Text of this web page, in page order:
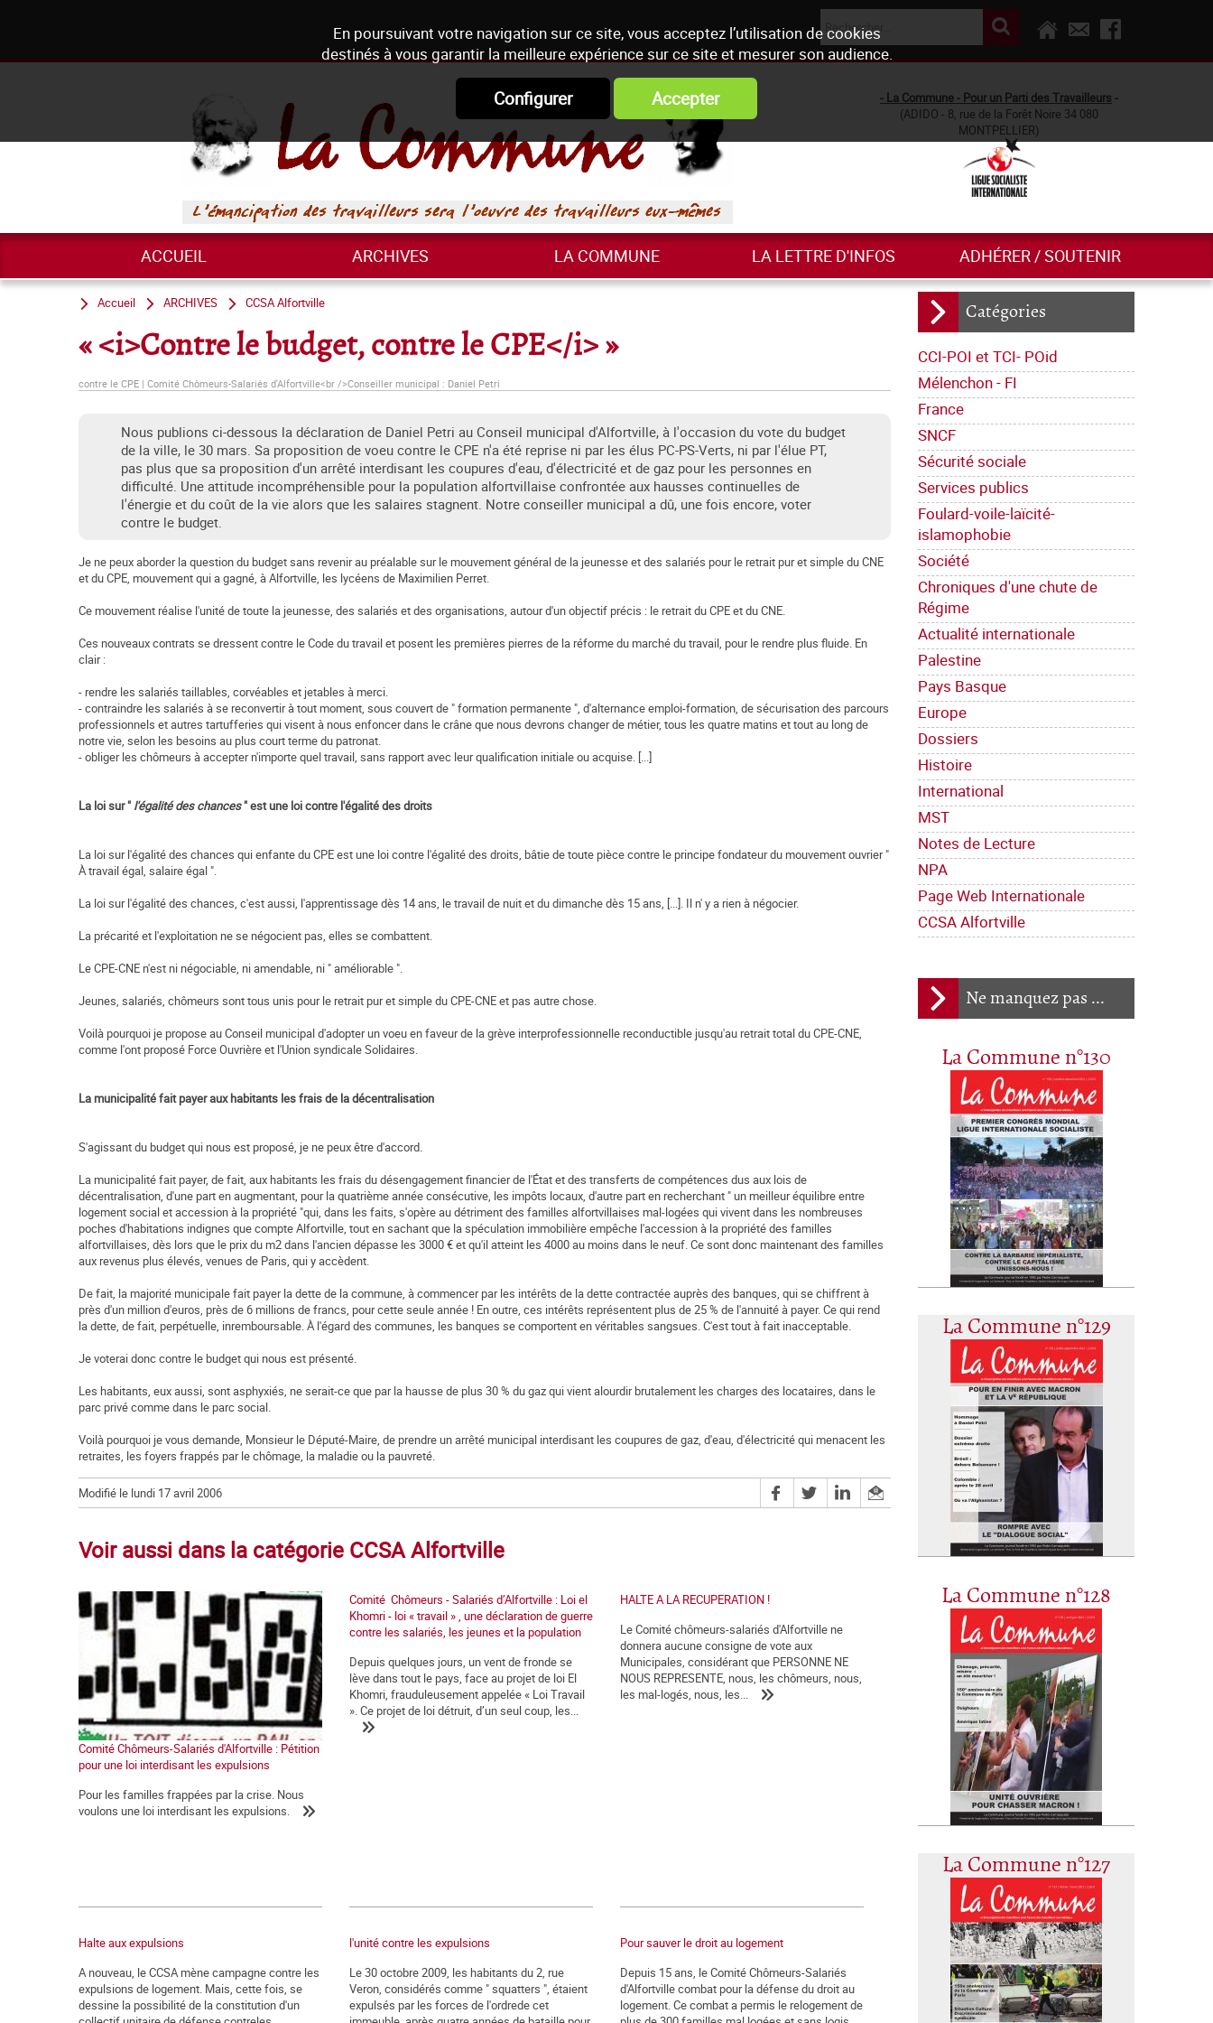
En poursuivant votre navigation sur ce site, vous acceptez l’utilisation de cookies
destinés à vous garantir la meilleure expérience sur ce site et mesurer son audience.
Configurer Accepter - La Commune - Pour un Parti des Travailleurs -
(ADIDO - 8, rue de la Forêt Noire 34 080
MONTPELLIER)
ACCUEIL ARCHIVES LA COMMUNE LA LETTRE D'INFOS ADHÉRER / SOUTENIR
Catégories
CCI-POI et TCI- POid
Mélenchon - FI
France
SNCF
Sécurité sociale
Services publics
Foulard-voile-laïcité-
islamophobie
Société
Chroniques d'une chute de
Régime
Actualité internationale
Palestine
Pays Basque
Europe
Dossiers
Histoire
International
MST
Notes de Lecture
NPA
Page Web Internationale
CCSA Alfortville
Ne manquez pas ...
La Commune n°130
La Commune n°129
La Commune n°128
La Commune n°127
Accueil ARCHIVES CCSA Alfortville
« <i>Contre le budget, contre le CPE</i> »
contre le CPE | Comité Chômeurs-Salariés d'Alfortville<br />Conseiller municipal : Daniel Petri
Nous publions ci-dessous la déclaration de Daniel Petri au Conseil municipal d'Alfortville, à l'occasion du vote du budget
de la ville, le 30 mars. Sa proposition de voeu contre le CPE n'a été reprise ni par les élus PC-PS-Verts, ni par l'élue PT,
pas plus que sa proposition d'un arrêté interdisant les coupures d'eau, d'électricité et de gaz pour les personnes en
difficulté. Une attitude incompréhensible pour la population alfortvillaise confrontée aux hausses continuelles de
l'énergie et du coût de la vie alors que les salaires stagnent. Notre conseiller municipal a dû, une fois encore, voter
contre le budget.
Je ne peux aborder la question du budget sans revenir au préalable sur le mouvement général de la jeunesse et des salariés pour le retrait pur et simple du CNE
et du CPE, mouvement qui a gagné, à Alfortville, les lycéens de Maximilien Perret.
Ce mouvement réalise l'unité de toute la jeunesse, des salariés et des organisations, autour d'un objectif précis : le retrait du CPE et du CNE.
Ces nouveaux contrats se dressent contre le Code du travail et posent les premières pierres de la réforme du marché du travail, pour le rendre plus fluide. En
clair :
- rendre les salariés taillables, corvéables et jetables à merci.
- contraindre les salariés à se reconvertir à tout moment, sous couvert de " formation permanente ", d'alternance emploi-formation, de sécurisation des parcours
professionnels et autres tartufferies qui visent à nous enfoncer dans le crâne que nous devrons changer de métier, tous les quatre matins et tout au long de
notre vie, selon les besoins au plus court terme du patronat.
- obliger les chômeurs à accepter n'importe quel travail, sans rapport avec leur qualification initiale ou acquise. [...]
La loi sur " l'égalité des chances" est une loi contre l'égalité des droits
La loi sur l'égalité des chances qui enfante du CPE est une loi contre l'égalité des droits, bâtie de toute pièce contre le principe fondateur du mouvement ouvrier "
À travail égal, salaire égal ".
La loi sur l'égalité des chances, c'est aussi, l'apprentissage dès 14 ans, le travail de nuit et du dimanche dès 15 ans, [...]. Il n' y a rien à négocier.
La précarité et l'exploitation ne se négocient pas, elles se combattent.
Le CPE-CNE n'est ni négociable, ni amendable, ni " améliorable ".
Jeunes, salariés, chômeurs sont tous unis pour le retrait pur et simple du CPE-CNE et pas autre chose.
Voilà pourquoi je propose au Conseil municipal d'adopter un voeu en faveur de la grève interprofessionnelle reconductible jusqu'au retrait total du CPE-CNE,
comme l'ont proposé Force Ouvrière et l'Union syndicale Solidaires.
La municipalité fait payer aux habitants les frais de la décentralisation
S'agissant du budget qui nous est proposé, je ne peux être d'accord.
La municipalité fait payer, de fait, aux habitants les frais du désengagement financier de l'État et des transferts de compétences dus aux lois de
décentralisation, d'une part en augmentant, pour la quatrième année consécutive, les impôts locaux, d'autre part en recherchant " un meilleur équilibre entre
logement social et accession à la propriété "qui, dans les faits, s'opère au détriment des familles alfortvillaises mal-logées qui vivent dans les nombreuses
poches d'habitations indignes que compte Alfortville, tout en sachant que la spéculation immobilière empêche l'accession à la propriété des familles
alfortvillaises, dès lors que le prix du m2 dans l'ancien dépasse les 3000 € et qu'il atteint les 4000 au moins dans le neuf. Ce sont donc maintenant des familles
aux revenus plus élevés, venues de Paris, qui y accèdent.
De fait, la majorité municipale fait payer la dette de la commune, à commencer par les intérêts de la dette contractée auprès des banques, qui se chiffrent à
près d'un million d'euros, près de 6 millions de francs, pour cette seule année ! En outre, ces intérêts représentent plus de 25 % de l'annuité à payer. Ce qui rend
la dette, de fait, perpétuelle, inremboursable. À l'égard des communes, les banques se comportent en véritables sangsues. C'est tout à fait inacceptable.
Je voterai donc contre le budget qui nous est présenté.
Les habitants, eux aussi, sont asphyxiés, ne serait-ce que par la hausse de plus 30 % du gaz qui vient alourdir brutalement les charges des locataires, dans le
parc privé comme dans le parc social.
Voilà pourquoi je vous demande, Monsieur le Député-Maire, de prendre un arrêté municipal interdisant les coupures de gaz, d'eau, d'électricité qui menacent les
retraites, les foyers frappés par le chômage, la maladie ou la pauvreté.
Modifié le lundi 17 avril 2006
Voir aussi dans la catégorie CCSA Alfortville
Comité Chômeurs-Salariés d'Alfortville : Pétition
pour une loi interdisant les expulsions
Pour les familles frappées par la crise. Nous
voulons une loi interdisant les expulsions.
Comité Chômeurs - Salariés d’Alfortville : Loi el
Khomri - loi « travail » , une déclaration de guerre
contre les salariés, les jeunes et la population
Depuis quelques jours, un vent de fronde se
lève dans tout le pays, face au projet de loi El
Khomri, frauduleusement appelée « Loi Travail
». Ce projet de loi détruit, d’un seul coup, les...
HALTE A LA RECUPERATION !
Le Comité chômeurs-salariés d'Alfortville ne
donnera aucune consigne de vote aux
Municipales, considérant que PERSONNE NE
NOUS REPRESENTE, nous, les chômeurs, nous,
les mal-logés, nous, les...
Halte aux expulsions
A nouveau, le CCSA mène campagne contre les
expulsions de logement. Mais, cette fois, se
dessine la possibilité de la constitution d'un
l'unité contre les expulsions
Le 30 octobre 2009, les habitants du 2, rue
Veron, considérés comme " squatters ", étaient
expulsés par les forces de l'ordrede cet
Pour sauver le droit au logement
Depuis 15 ans, le Comité Chômeurs-Salariés
d'Alfortville combat pour la défense du droit au
logement. Ce combat a permis le relogement de